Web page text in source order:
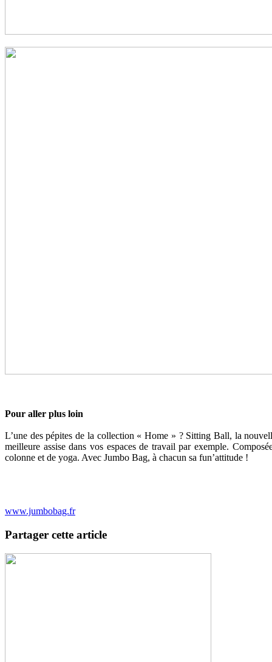
Pour aller plus loin
L’une des pépites de la collection « Home » ? Sitting Ball, la
meilleure assise dans vos espaces de travail par exemple.
colonne et de yoga. Avec Jumbo Bag, à chacun sa fun’attitude !
www.jumbobag.fr
Partager cette article